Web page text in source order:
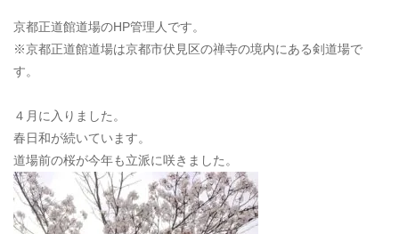
京都正道館道場のHP管理人です。
※京都正道館道場は京都市伏見区の禅寺の境内にある剣道場で
す。
４月に入りました。
春日和が続いています。
道場前の桜が今年も立派に咲きました。